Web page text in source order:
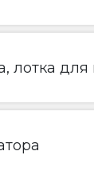
лотка для